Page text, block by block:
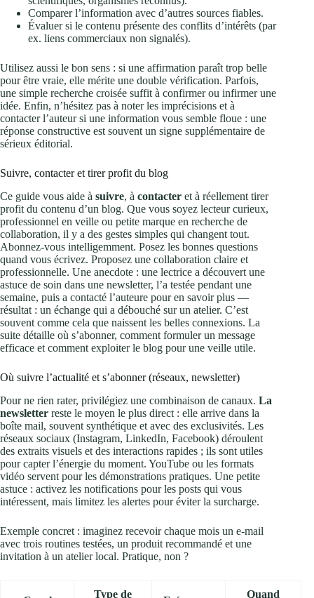
Comparer l’information avec d’autres sources fiables.
Évaluer si le contenu présente des conflits d’intérêts (par
ex. liens commerciaux non signalés).
Utilisez aussi le bon sens : si une affirmation paraît trop belle
pour être vraie, elle mérite une double vérification. Parfois,
une simple recherche croisée suffit à confirmer ou infirmer une
idée. Enfin, n’hésitez pas à noter les imprécisions et à
contacter l’auteur si une information vous semble floue : une
réponse constructive est souvent un signe supplémentaire de
sérieux éditorial.
Suivre, contacter et tirer profit du blog
Ce guide vous aide à suivre, à contacter et à réellement tirer
profit du contenu d’un blog. Que vous soyez lecteur curieux,
professionnel en veille ou petite marque en recherche de
collaboration, il y a des gestes simples qui changent tout.
Abonnez-vous intelligemment. Posez les bonnes questions
quand vous écrivez. Proposez une collaboration claire et
professionnelle. Une anecdote : une lectrice a découvert une
astuce de soin dans une newsletter, l’a testée pendant une
semaine, puis a contacté l’auteure pour en savoir plus —
résultat : un échange qui a débouché sur un atelier. C’est
souvent comme cela que naissent les belles connexions. La
suite détaille où s’abonner, comment formuler un message
efficace et comment exploiter le blog pour une veille utile.
Où suivre l’actualité et s’abonner (réseaux, newsletter)
Pour ne rien rater, privilégiez une combinaison de canaux. La
newsletter reste le moyen le plus direct : elle arrive dans la
boîte mail, souvent synthétique et avec des exclusivités. Les
réseaux sociaux (Instagram, LinkedIn, Facebook) déroulent
des extraits visuels et des interactions rapides ; ils sont utiles
pour capter l’énergie du moment. YouTube ou les formats
vidéo servent pour les démonstrations pratiques. Une petite
astuce : activez les notifications pour les posts qui vous
intéressent, mais limitez les alertes pour éviter la surcharge.
Exemple concret : imaginez recevoir chaque mois un e-mail
avec trois routines testées, un produit recommandé et une
invitation à un atelier local. Pratique, non ?
Type de
Quand